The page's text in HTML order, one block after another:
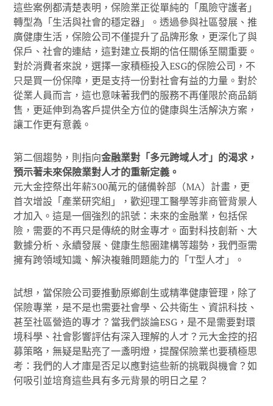
這些案例都清楚表明，保險業正從單純的「風險守護者」
轉型為「生活與社會的穩定器」。透過參與社區發展、推
廣健康生活，保險公司不僅提升了品牌形象，更深化了與
保戶、社會的連結，這對建立長期的信任關係至關重要。
對於消費者來說，選擇一家積極投入ESG的保險公司，不
只是買一份保障，更是支持一份對社會有益的力量。對於
從業人員而言，這也意味著我們的服務不再僅限於商品銷
售，更延伸到為客戶提供全方位的健康與生活解決方案，
讓工作更有意義。
第二個趨勢，則指向金融業對「多元跨域人才」的渴求，
預示著未來保險業對人才的重新定義。
元大金控祭出年薪300萬元的儲備幹部（MA）計畫，更
首次增設「產業研究組」，歡迎理工醫學等非商管背景人
才加入。這是一個強烈的訊號：未來的金融業，包括保
險，需要的不再只是傳統的財金專才。面對科技創新、大
數據分析、永續發展、健康生態圈建構等趨勢，我們亟需
擁有跨領域知識、解決複雜問題能力的「T型人才」。
試想，當保險公司要推動原鄉創生或精準健康管理，除了
保險專業，是不是也需要社會學、公共衛生、資訊科技、
甚至社區營造的專才？當我們談論ESG，是不是需要對環
境科學、社會影響評估有深入理解的人才？元大金控的招
募策略，無疑是點亮了一盞明燈，提醒保險業也要積極思
考：我們的人才庫是否足以應對這些新的挑戰與機會？如
何吸引並培育這些具有多元背景的明日之星？